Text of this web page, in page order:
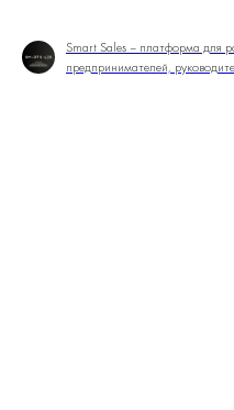
Smart Sales – платформа для
предпринимателей,